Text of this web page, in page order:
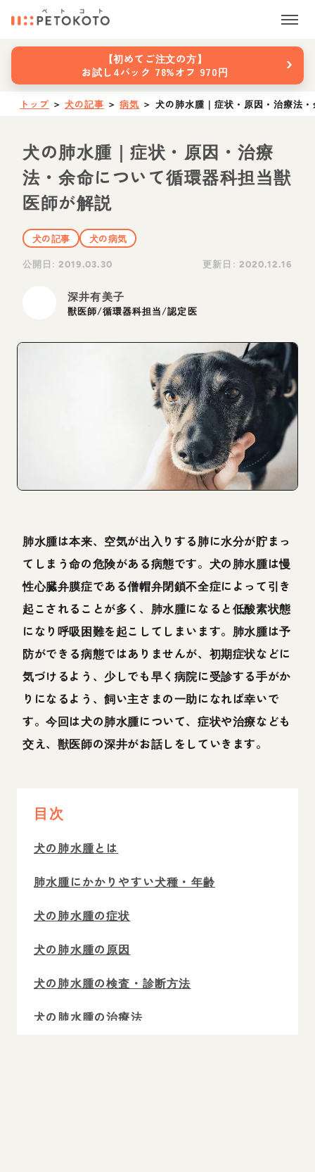
【初めてご注文の方】
お試し4パック 78%オフ 970円
›
トップ ＞ 犬の記事 ＞ 病気 ＞ 犬の肺水腫｜症状・原因・治療法
犬の肺水腫｜症状・原因・治療
法・余命について循環器科担当獣
医師が解説
犬の記事
犬の病気
公開日:2019.03.30 更新日: 2020.12.16
深井有美子
獣医師/循環器科担当/認定医
肺水腫は本来、空気が出入りする肺に水分が貯まっ
てしまう命の危険がある病態です。犬の肺水腫は慢
性心臓弁膜症である僧帽弁閉鎖不全症によって引き
起こされることが多く、肺水腫になると低酸素状態
になり呼吸困難を起こしてしまいます。肺水腫は予
防ができる病態ではありませんが、初期症状などに
気づけるよう、少しでも早く病院に受診する手がか
りになるよう、飼い主さまの一助になれば幸いで
す。今回は犬の肺水腫について、症状や治療なども
交え、獣医師の深井がお話しをしていきます。
目次
犬の肺水腫とは
肺水腫にかかりやすい犬種・年齢
犬の肺水腫の症状
犬の肺水腫の原因
犬の肺水腫の検査・診断方法
犬の肺水腫の治療法